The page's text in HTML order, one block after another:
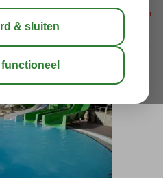
bewaar